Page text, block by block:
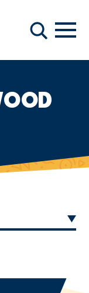
検索
ナ